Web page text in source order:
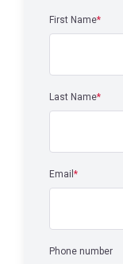
First Name*
Last Name*
Email *
Phone number